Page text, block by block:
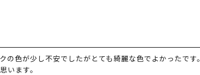
色が少し不安でしたがとても綺麗な色でよかったです。
います。